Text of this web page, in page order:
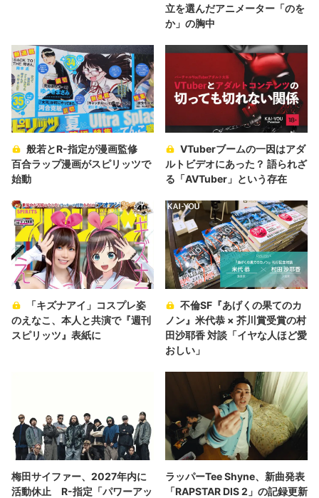
立を選んだアニメーター「のを
か」の胸中
般若とR-指定が漫画監修
百合ラップ漫画がスピリッツで
始動
VTuberブームの一因はアダ
ルトビデオにあった？ 語られざ
る「AVTuber」という存在
「キズナアイ」コスプレ姿
のえなこ、本人と共演で『週刊
スピリッツ』表紙に
不倫SF『あげくの果てのカ
ノン』米代恭 × 芥川賞受賞の村
田沙耶香 対談「イヤな人ほど愛
おしい」
梅田サイファー、2027年内に
活動休止 R-指定「パワーアッ
ラッパーTee Shyne、新曲発表
「RAPSTAR DIS 2」の記録更新